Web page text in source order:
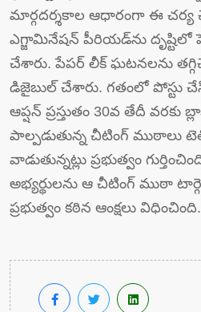
మార్గ‌ద‌ర్శ‌కాల ఆధారంగా ఈ చ‌ర్య
ఎగ్జామినేష‌న్ పీరియ‌డ్‌ను దృష్టిలో
చేశారు. పేప‌ర్ లీక్ ఘ‌ట‌న‌ల‌ను
డిజైబుల్ చేశారు. గ‌తంలో పోస్టు
ఆప్ష‌న్ ప్ర‌స్తుతం 30వ తేదీ వ‌ర‌కు
పాల్ప‌డుతున్న చీటింగ్ ముఠాలు
వాడుతున్న‌ట్లు ప్ర‌భుత్వం
అభ్య‌ర్థుల‌ను ఆ చీటింగ్ ముఠా
ప్ర‌భుత్వం క‌ఠిన ఆంక్ష‌లు విధించింది.